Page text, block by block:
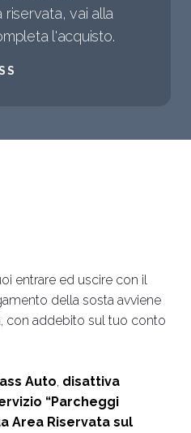
vai alla
l'acquisto.
entrare ed uscire con il
della sosta avviene
con addebito sul tuo conto
Auto, disattiva
“Parcheggi
Area Riservata sul